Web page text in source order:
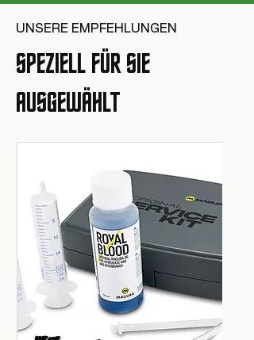
UNSERE EMPFEHLUNGEN
SPEZIELL FÜR SIE
AUSGEWÄHLT